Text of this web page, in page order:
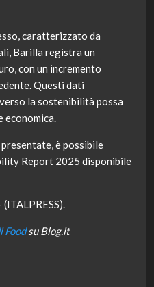
caratterizzato da
Barilla registra un
con un incremento
Questi dati
la sostenibilità possa
economica.
è possibile
Report 2025 disponibile
Foodsu Blog.it